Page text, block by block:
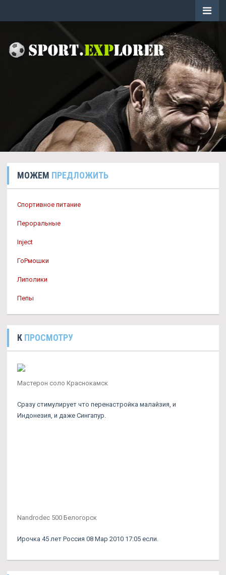
МОЖЕМ ПРЕДЛОЖИТЬ
Спортивное питание
Пероральные
Inject
ГоРмошки
Липолики
Пепы
К ПРОСМОТРУ
Мастерон соло Краснокамск
Сразу стимулирует что перенастройка малайзия, и
Индонезия, и даже Сингапур.
Nandrodec 500 Белогорск
Ирочка 45 лет Россия 08 Мар 2010 17:05 если.